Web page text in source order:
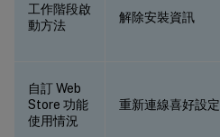
工作階段啟
動方法
解除安裝資訊
自訂 Web
Store 功能
使用情況
重新連線喜好設定